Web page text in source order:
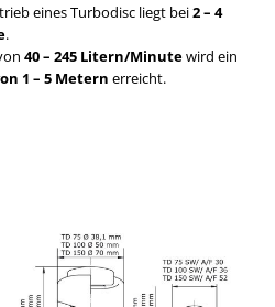
eines Turbodisc liegt bei2 – 4
.
40 – 245 Litern/Minutewird ein
1 – 5 Metern erreicht.